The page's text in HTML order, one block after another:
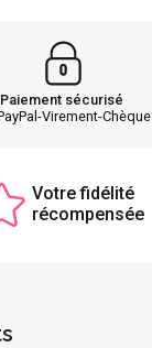
Paiement sécurisé
Virement-Chèque
Votre fidélité
récompensée